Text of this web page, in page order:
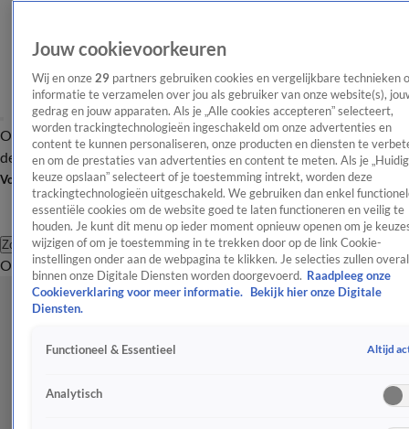
OverzichtAfleveringen Entertainment TV Algemeen
Tip
de redactieNieuwsbrief
Volg Shownieuws
Zoeken
OverzichtEntertainmentSpraakmakendRealityCrimeVideo's
Jouw cookievoorkeuren
Wij en onze 29 partners gebruiken cookies en vergelijkbare technieken
informatie te verzamelen over jou als gebruiker van onze website(s),
gedrag en jouw apparaten. Als je „Alle cookies accepteren” selecteert,
worden trackingtechnologieën ingeschakeld om onze advertenties en
content te kunnen personaliseren, onze producten en diensten te
en om de prestaties van advertenties en content te meten. Als je
keuze opslaan” selecteert of je toestemming intrekt, worden deze
trackingtechnologieën uitgeschakeld. We gebruiken dan enkel
essentiële cookies om de website goed te laten functioneren en veilig te
houden. Je kunt dit menu op ieder moment opnieuw openen om je
wijzigen of om je toestemming in te trekken door op de link Cookie-
instellingen onder aan de webpagina te klikken. Je selecties zullen overal
binnen onze Digitale Diensten worden doorgevoerd. Raadpleeg onze
Cookieverklaring voor meer informatie.
Bekijk hier onze Digitale
Diensten.
Functioneel & Essentieel Altijd
Analytisch